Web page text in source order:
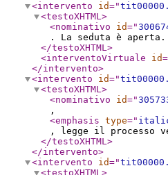
<intervento
id="
<testoXHTML>
<nominativo
id="
. La seduta è aperta.
</testoXHTML>
<interventoVirtuale
id
</intervento>
<intervento
id="
<testoXHTML>
<nominativo
id="
,
<emphasis type="
, legge il processo
</testoXHTML>
</intervento>
<intervento
id="
<testoXHTML>